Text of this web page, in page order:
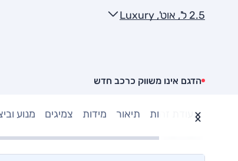
2.5 ל', אוט', Luxury
הדגם אינו משווק כרכב חדש
תעודת זהות תיאור מידות צמיגים מנוע